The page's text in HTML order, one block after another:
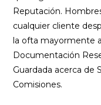
Reputación.
cualquier cliente
la ofta mayormente
Documentación
Guardada acerca de
Comisiones.